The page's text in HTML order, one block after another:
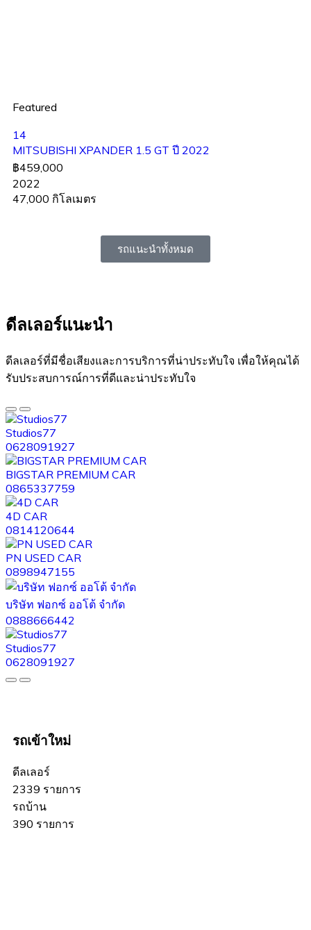
Featured
14
MITSUBISHI XPANDER 1.5 GT ปี 2022
฿459,000
2022
47,000 กิโลเมตร
รถแนะนำทั้งหมด
ดีลเลอร์แนะนำ​
ดีลเลอร์ที่มีชื่อเสียงและการบริการที่น่าประทับใจ เพื่อให้คุณได้
รับประสบการณ์การที่ดีและน่าประทับใจ
Studios77
0628091927
BIGSTAR PREMIUM CAR
0865337759
4D CAR
0814120644
PN USED CAR
0898947155
บริษัท ฟอกซ์ ออโต้ จำกัด
0888666442
Studios77
0628091927
รถเข้าใหม่
ดีลเลอร์
2339 รายการ
รถบ้าน
390 รายการ